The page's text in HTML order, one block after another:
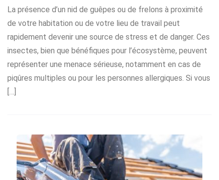
La présence d’un nid de guêpes ou de frelons à proximité
de votre habitation ou de votre lieu de travail peut
rapidement devenir une source de stress et de danger. Ces
insectes, bien que bénéfiques pour l’écosystème, peuvent
représenter une menace sérieuse, notamment en cas de
piqûres multiples ou pour les personnes allergiques. Si vous
[…]